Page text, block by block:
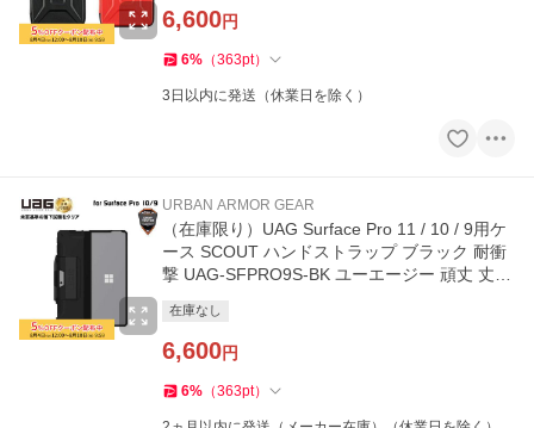
6,600円
6% （363pt）
3日以内に発送（休業日を除く）
URBAN ARMOR GEAR
（在庫限り）UAG Surface Pro 11 / 10 / 9用ケ
ース SCOUT ハンドストラップ ブラック 耐衝
撃 UAG-SFPRO9S-BK ユーエージー 頑丈 丈夫
在庫なし
6,600円
6% （363pt）